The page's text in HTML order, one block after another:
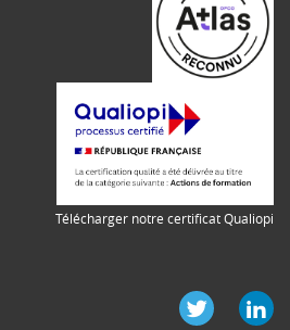
Télécharger notre certificat Qualiopi